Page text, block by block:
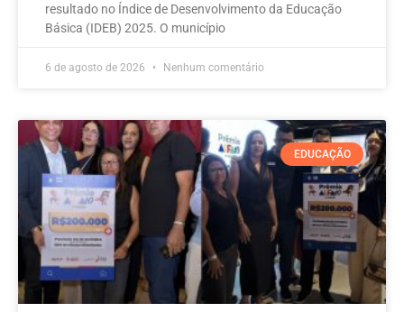
resultado no Índice de Desenvolvimento da Educação
Básica (IDEB) 2025. O município
6 de agosto de 2026 Nenhum comentário
EDUCAÇÃO